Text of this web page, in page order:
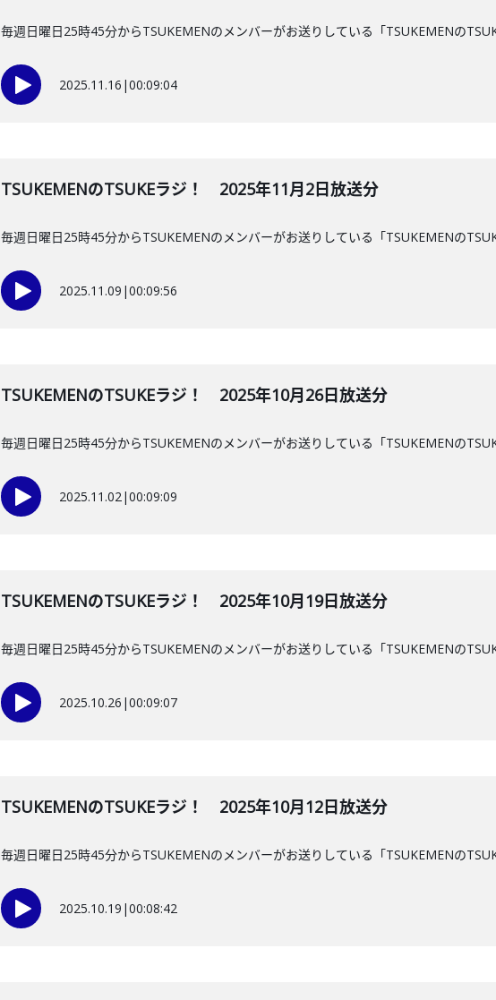
毎週日曜日25時45分からTSUKEMENのメンバーがお送りしている「TSUKEMENの
2025.11.16 |00:09:04
TSUKEMENのTSUKEラジ！ 2025年11月2日放送分
毎週日曜日25時45分からTSUKEMENのメンバーがお送りしている「TSUKEMENの
2025.11.09 |00:09:56
TSUKEMENのTSUKEラジ！ 2025年10月26日放送分
毎週日曜日25時45分からTSUKEMENのメンバーがお送りしている「TSUKEMENの
2025.11.02|00:09:09
TSUKEMENのTSUKEラジ！ 2025年10月19日放送分
毎週日曜日25時45分からTSUKEMENのメンバーがお送りしている「TSUKEMENの
2025.10.26 |00:09:07
TSUKEMENのTSUKEラジ！ 2025年10月12日放送分
毎週日曜日25時45分からTSUKEMENのメンバーがお送りしている「TSUKEMENの
2025.10.19 |00:08:42